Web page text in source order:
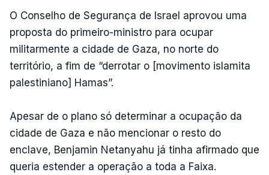
O Conselho de Segurança de Israel aprovou uma
proposta do primeiro-ministro para ocupar
militarmente a cidade de Gaza, no norte do
território, a fim de “derrotar o [movimento islamita
palestiniano] Hamas”.
Apesar de o plano só determinar a ocupação da
cidade de Gaza e não mencionar o resto do
enclave, Benjamin Netanyahu já tinha afirmado que
queria estender a operação a toda a Faixa.